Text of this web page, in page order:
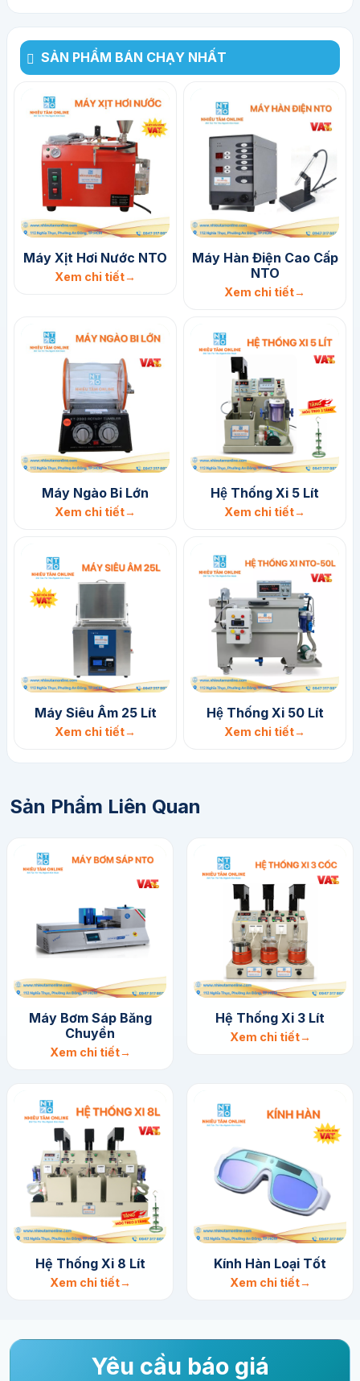
SẢN PHẨM BÁN CHẠY NHẤT
Máy Xịt Hơi Nước NTO
Xem chi tiết
Máy Hàn Điện Cao Cấp
NTO
Xem chi tiết
Máy Ngào Bi Lớn
Xem chi tiết
Hệ Thống Xi 5 Lít
Xem chi tiết
​Máy Siêu Âm 25 Lít
Xem chi tiết
Hệ Thống Xi 50 Lít
Xem chi tiết
Sản Phẩm Liên Quan
Máy Bơm Sáp Băng
Chuyền
Xem chi tiết
Hệ Thống Xi 3 Lít
Xem chi tiết
Hệ Thống Xi 8 Lít
Xem chi tiết
Kính Hàn Loại Tốt
Xem chi tiết
Yêu cầu báo giá